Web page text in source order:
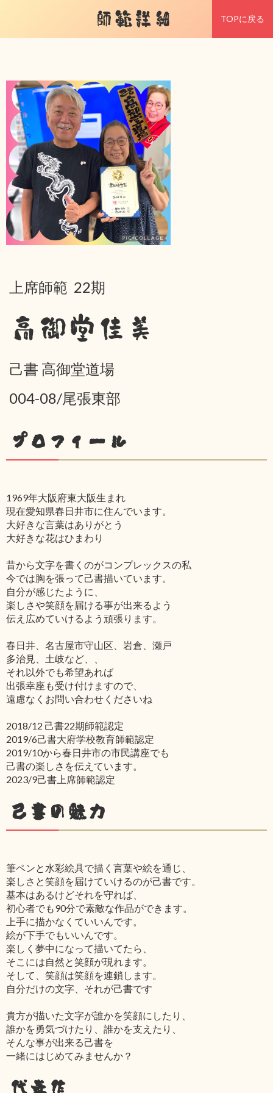
師範詳細 TOPに戻る
上席師範 22期
高御堂佳美
己書 高御堂道場
004-08/尾張東部
プロフィール
1969年大阪府東大阪生まれ
現在愛知県春日井市に住んでいます。
大好きな言葉はありがとう
大好きな花はひまわり
昔から文字を書くのがコンプレックスの私
今では胸を張って己書描いています。
自分が感じたように、
楽しさや笑顔を届ける事が出来るよう
伝え広めていけるよう頑張ります。
春日井、名古屋市守山区、岩倉、瀬戸
多治見、土岐など、、
それ以外でも希望あれば
出張幸座も受け付けますので、
遠慮なくお問い合わせくださいね
2018/12 己書22期師範認定
2019/6己書大府学校教育師範認定
2019/10から春日井市の市民講座でも
己書の楽しさを伝えています。
2023/9己書上席師範認定
己書の魅力
筆ペンと水彩絵具で描く言葉や絵を通じ、
楽しさと笑顔を届けていけるのが己書です。
基本はあるけどそれを守れば、
初心者でも90分で素敵な作品ができます。
上手に描かなくていいんです。
絵が下手でもいいんです。
楽しく夢中になって描いてたら、
そこには自然と笑顔が現れます。
そして、笑顔は笑顔を連鎖します。
自分だけの文字、それが己書です
貴方が描いた文字が誰かを笑顔にしたり、
誰かを勇気づけたり、誰かを支えたり、
そんな事が出来る己書を
一緒にはじめてみませんか？
代表作